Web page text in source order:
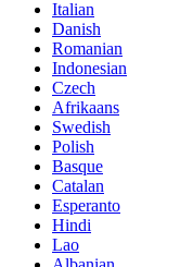
Italian
Danish
Romanian
Indonesian
Czech
Afrikaans
Swedish
Polish
Basque
Catalan
Esperanto
Hindi
Lao